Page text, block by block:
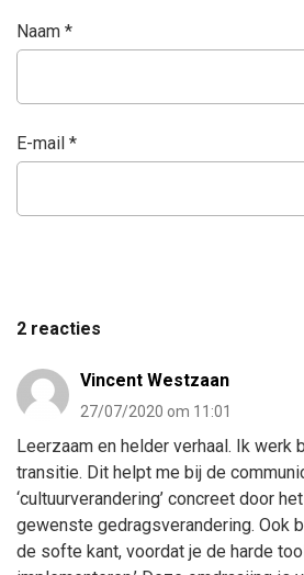
Naam *
E-mail *
2 reacties
Vincent Westzaan
27/07/2020 om 11:01
Leerzaam en helder verhaal. Ik werk
transitie. Dit helpt me bij de
‘cultuurverandering’ concreet door
gewenste gedragsverandering. Ook
de softe kant, voordat je de harde